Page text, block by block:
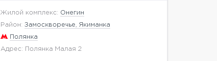
Жилой комплекс: Онегин
Район: Замоскворечье, Якиманка
Полянка
Адрес: Полянка Малая 2